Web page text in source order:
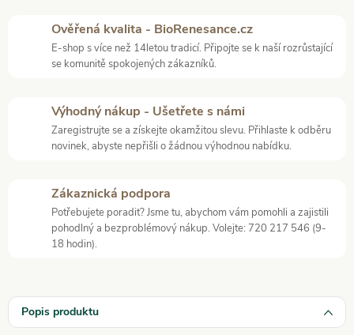
Ověřená kvalita - BioRenesance.cz
E-shop s více než 14letou tradicí. Připojte se k naší rozrůstající
se komunitě spokojených zákazníků.
Výhodný nákup - Ušetřete s námi
Zaregistrujte se a získejte okamžitou slevu. Přihlaste k odběru
novinek, abyste nepřišli o žádnou výhodnou nabídku.
Zákaznická podpora
Potřebujete poradit? Jsme tu, abychom vám pomohli a zajistili
pohodlný a bezproblémový nákup. Volejte: 720 217 546 (9-
18 hodin).
Popis produktu